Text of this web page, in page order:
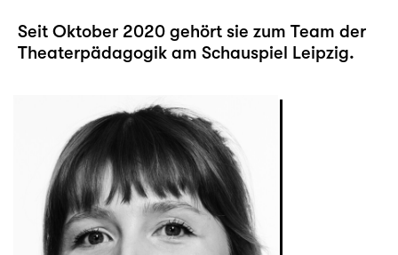
Seit Oktober 2020 gehört sie zum Team der
Theaterpädagogik am Schauspiel Leipzig.